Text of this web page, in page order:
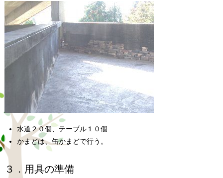
水道２０個、テーブル１０個
かまどは、缶かまどで行う。
３．用具の準備